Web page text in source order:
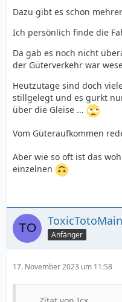
Dazu gibt es schon
Ich persönlich finde die
Da gab es noch nicht
der Güterverkehr war
Heutzutage sind doch
stillgelegt und es gurkt
über die Gleise ...
Vom Güteraufkommen
Aber wie so oft ist das
einzelnen
ToxicTotoMain
Anfänger
17. November 2023 um 11:58